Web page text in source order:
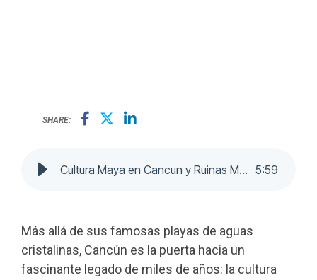
SHARE:
Cultura Maya en Cancun y Ruinas Mayas - Audio 5:59
Más allá de sus famosas playas de aguas
cristalinas, Cancún es la puerta hacia un
fascinante legado de miles de años: la cultura